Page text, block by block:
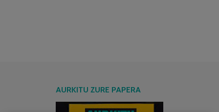
AURKITU ZURE PAPERA